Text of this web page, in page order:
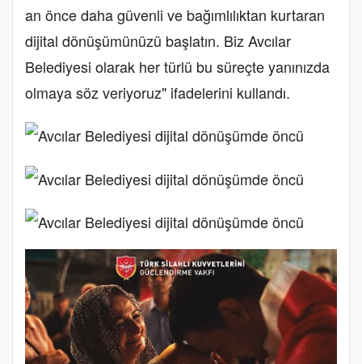
an önce daha güvenli ve bağımlılıktan kurtaran
dijital dönüşümünüzü başlatın. Biz Avcılar
Belediyesi olarak her türlü bu süreçte yanınızda
olmaya söz veriyoruz" ifadelerini kullandı.